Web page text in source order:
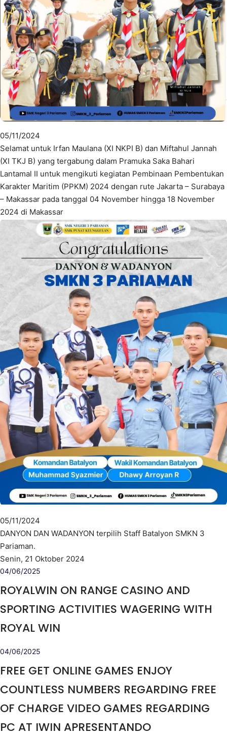
05/11/2024
Selamat untuk Irfan Maulana (XI NKPI B) dan Miftahul Jannah
(XI TKJ B) yang tergabung dalam Pramuka Saka Bahari
Lantamal II untuk mengikuti kegiatan Pembinaan Pembentukan
Karakter Maritim (PPKM) 2024 dengan rute Jakarta – Surabaya
– Makassar pada tanggal 04 November hingga 18 November
2024 di Makassar
05/11/2024
DANYON DAN WADANYON terpilih Staff Batalyon SMKN 3
Pariaman.
Senin, 21 Oktober 2024
04/06/2025
ROYALWIN ON RANGE CASINO AND
SPORTING ACTIVITIES WAGERING WITH
ROYAL WIN
04/06/2025
FREE GET ONLINE GAMES ENJOY
COUNTLESS NUMBERS REGARDING FREE
OF CHARGE VIDEO GAMES REGARDING
PC AT IWIN APRESENTANDO